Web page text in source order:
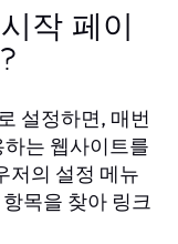
작 페이
설정하면, 매번
는 웹사이트를
저의 설정 메뉴
목을 찾아 링크